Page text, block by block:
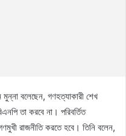
মুন্না বলেছেন, গণহত্যাকারী শেখ
তা করবে না। পরিবর্তিত
রাজনীতি করতে হবে। তিনি বলেন,